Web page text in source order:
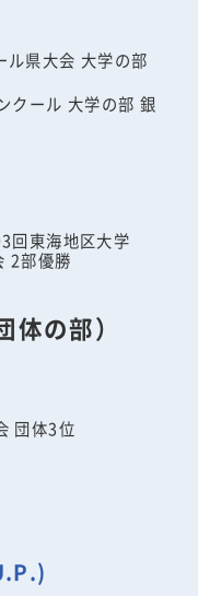
県大会 大学の部
クール 大学の部 銀
回東海地区大学
2部優勝
の部）
団体3位